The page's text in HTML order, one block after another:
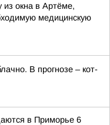
окна в Артёме,
медицинскую
В прогнозе – кот-
в Приморье 6